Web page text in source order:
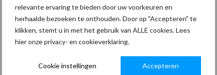
relevante ervaring te bieden door uw voorkeuren en
herhaalde bezoeken te onthouden. Door op "Accepteren" te
klikken, stemt u in met het gebruik van ALLE cookies. Lees
hier onze privacy- en cookieverklaring.
Cookie instellingen Accepteren
ervaring op deze site te ondersteunen, om toegang
tot je account te beheren en voor andere doeleinden
zoals omschreven in onzeprivacybeleid.